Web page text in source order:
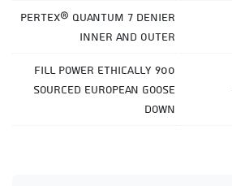
Pertex® Quantum 7 Denier
Inner and Outer
900 Fill Power ethically
sourced European Goose
Down